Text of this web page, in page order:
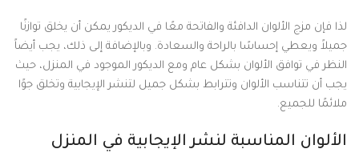
لذا فإن مزج الألوان الدافئة والفاتحة معًا في الديكور يمكن أن يخلق توازنًا
جميلاً ويعطي إحساسًا بالراحة والسعادة. وبالإضافة إلى ذلك، يجب أيضاً
النظر في توافق الألوان بشكل عام ومع الديكور الموجود في المنزل، حيث
يجب أن تتناسب الألوان وتترابط بشكل جميل لتنشر الإيجابية وتخلق جوًا
ملائمًا للجميع.
الألوان المناسبة لنشر الإيجابية في المنزل